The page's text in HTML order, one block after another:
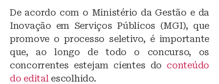
De acordo com o Ministério da Gestão e da
Inovação em Serviços Públicos (MGI), que
promove o processo seletivo, é importante
que, ao longo de todo o concurso, os
concorrentes estejam cientes do conteúdo
do edital escolhido.